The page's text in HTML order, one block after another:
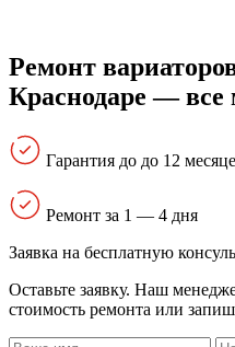
Ремонт
Краснодаре — все
Гарантия до до 12
Ремонт за 1 — 4 дня
Заявка на бесплатную
Оставьте заявку. Наш
стоимость ремонта или